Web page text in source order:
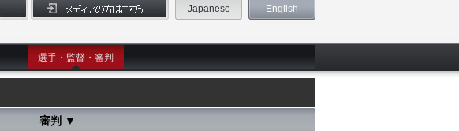
Japanese English
選手・監督・審判
審判 ▼